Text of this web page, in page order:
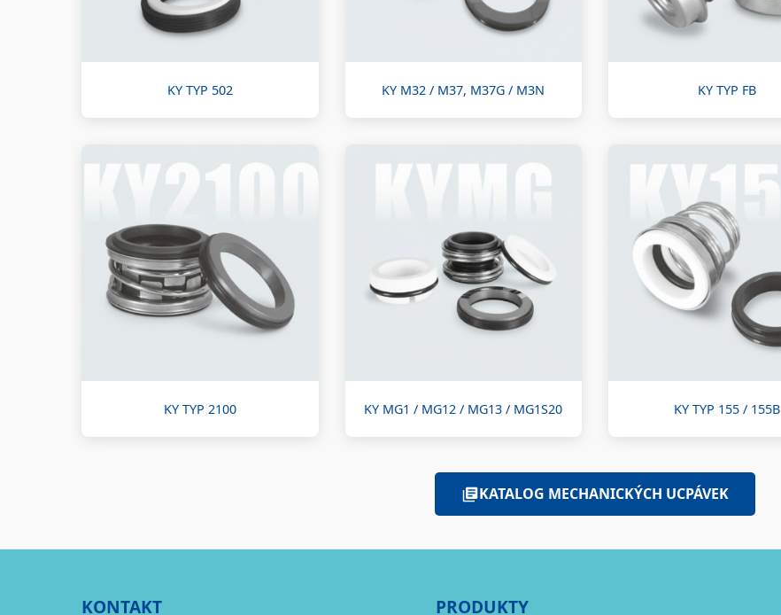
KY TYP 502 KY M32 / M37, M37G / M3N KY TYP FB
KY TYP 2100 KY MG1 / MG12 / MG13 / MG1S20 KY TYP 155 / 155B
KATALOG MECHANICKÝCH UCPÁVEK
KONTAKT PRODUKTY